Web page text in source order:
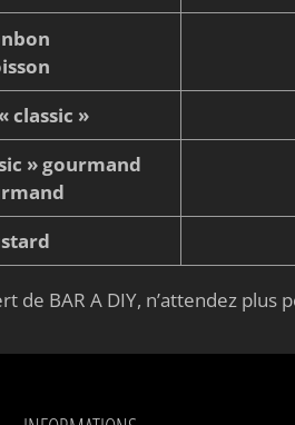
classic »
» gourmand
de BAR A DIY, n’attendez